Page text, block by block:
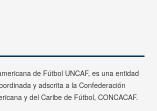
de Fútbol UNCAF, es una entidad
y adscrita a la Confederación
y del Caribe de Fútbol, CONCACAF.